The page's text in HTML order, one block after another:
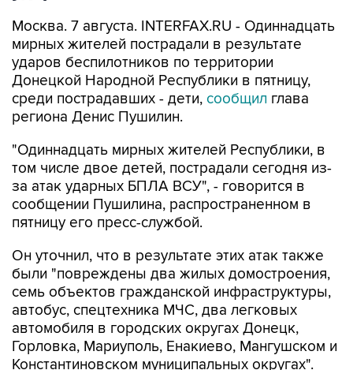
ударов беспилотников по территории
Донецкой Народной Республики в пятницу,
среди пострадавших - дети,сообщилглава
региона Денис Пушилин.
"Одиннадцать мирных жителей Республики, в
за атак ударных БПЛА ВСУ", - говорится в
сообщении Пушилина, распространенном в
пятницу его пресс-службой.
Он уточнил, что в результате этих атак также
семь объектов гражданской инфраструктуры,
автобус, спецтехника МЧС, два легковых
автомобиля в городских округах Донецк,
Горловка, Мариуполь, Енакиево, Мангушском и
Константиновском муниципальных округах".